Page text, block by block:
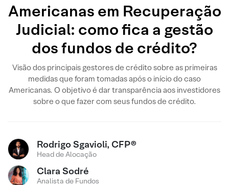
Americanas em Recuperação
Judicial: como fica a gestão
dos fundos de crédito?
Visão dos principais gestores de crédito sobre as primeiras
medidas que foram tomadas após o início do caso
Americanas. O objetivo é dar transparência aos investidores
sobre o que fazer com seus fundos de crédito.
Rodrigo Sgavioli, CFP®
Head de Alocação
Clara Sodré
Analista de Fundos